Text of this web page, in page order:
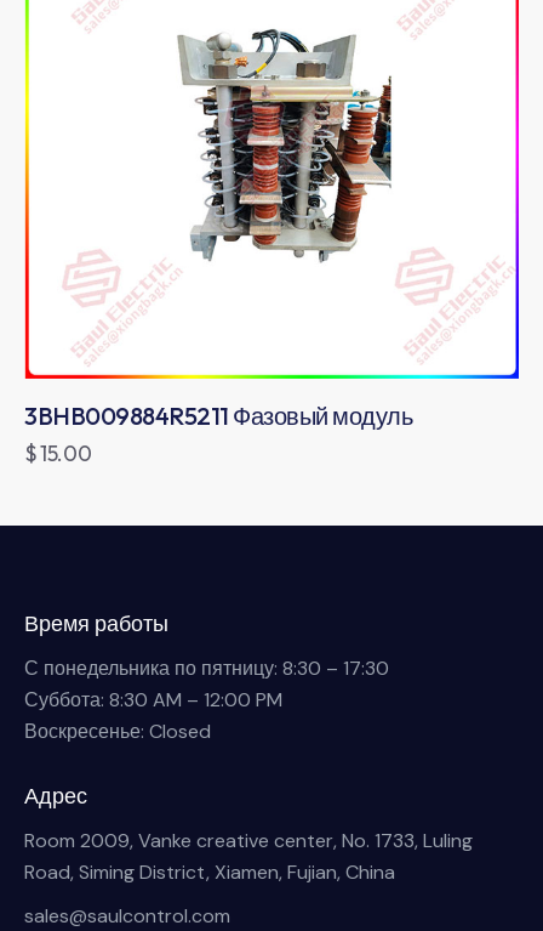
3BHB009884R5211 Фазовый модуль
$15.00
Время работы
С понедельника по пятницу: 8:30 – 17:30
Суббота: 8:30 AM – 12:00 PM
Воскресенье: Closed
Адрес
Room 2009, Vanke creative center, No. 1733, Luling
Road, Siming District, Xiamen, Fujian, China
sales@saulcontrol.com